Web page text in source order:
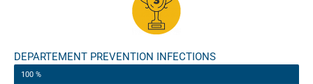
DEPARTEMENT PREVENTION INFECTIONS
100 %